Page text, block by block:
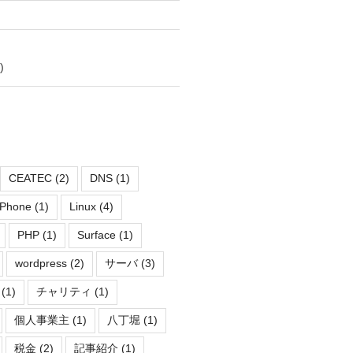
CEATEC(2) DNS(1)
(1) Linux(4)
PHP(1) Surface(1)
wordpress(2) サーバ(3)
チャリティ (1)
個人事業主 (1) 八丁堀 (1)
税金 (2) 記事紹介 (1)